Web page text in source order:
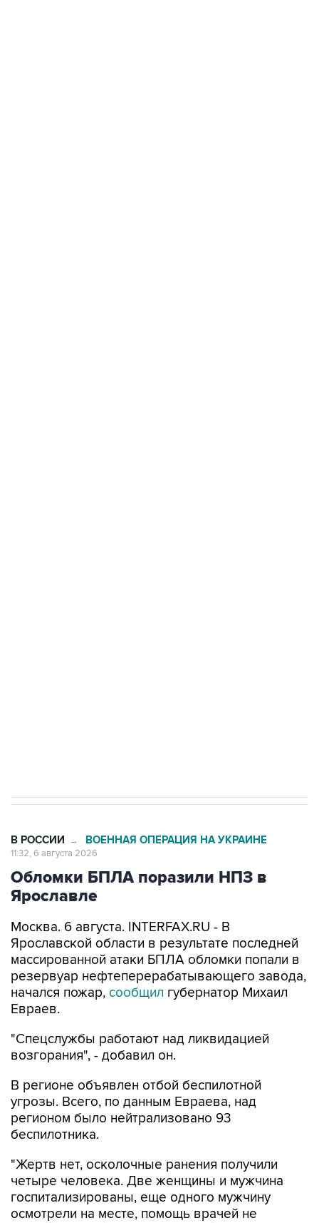
В РОССИИ → ВОЕННАЯ ОПЕРАЦИЯ НА УКРАИНЕ
11:32, 6 августа 2026
Обломки БПЛА поразили НПЗ в
Ярославле
Москва. 6 августа. INTERFAX.RU - В
Ярославской области в результате последней
массированной атаки БПЛА обломки попали в
резервуар нефтеперерабатывающего завода,
начался пожар, сообщил губернатор Михаил
Евраев.
"Спецслужбы работают над ликвидацией
возгорания", - добавил он.
В регионе объявлен отбой беспилотной
угрозы. Всего, по данным Евраева, над
регионом было нейтрализовано 93
беспилотника.
"Жертв нет, осколочные ранения получили
четыре человека. Две женщины и мужчина
госпитализированы, еще одного мужчину
осмотрели на месте, помощь врачей не